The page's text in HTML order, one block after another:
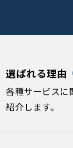
選ばれる理由
各種サービスに
紹介します。